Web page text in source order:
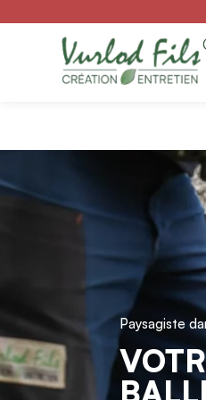
Paysagiste